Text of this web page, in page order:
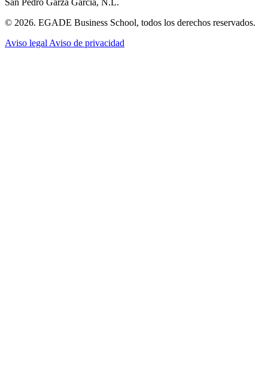
San Pedro Garza García, N.L.
© 2026. EGADE Business School, todos los derechos reservados.
Aviso legal Aviso de privacidad